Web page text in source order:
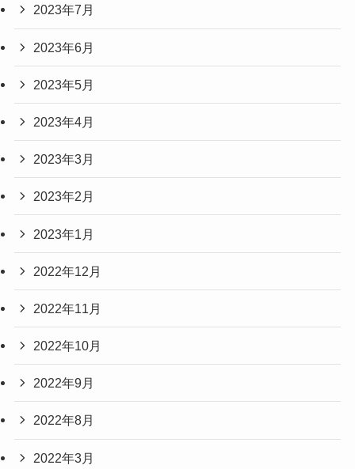
2023年7月
2023年6月
2023年5月
2023年4月
2023年3月
2023年2月
2023年1月
2022年12月
2022年11月
2022年10月
2022年9月
2022年8月
2022年3月